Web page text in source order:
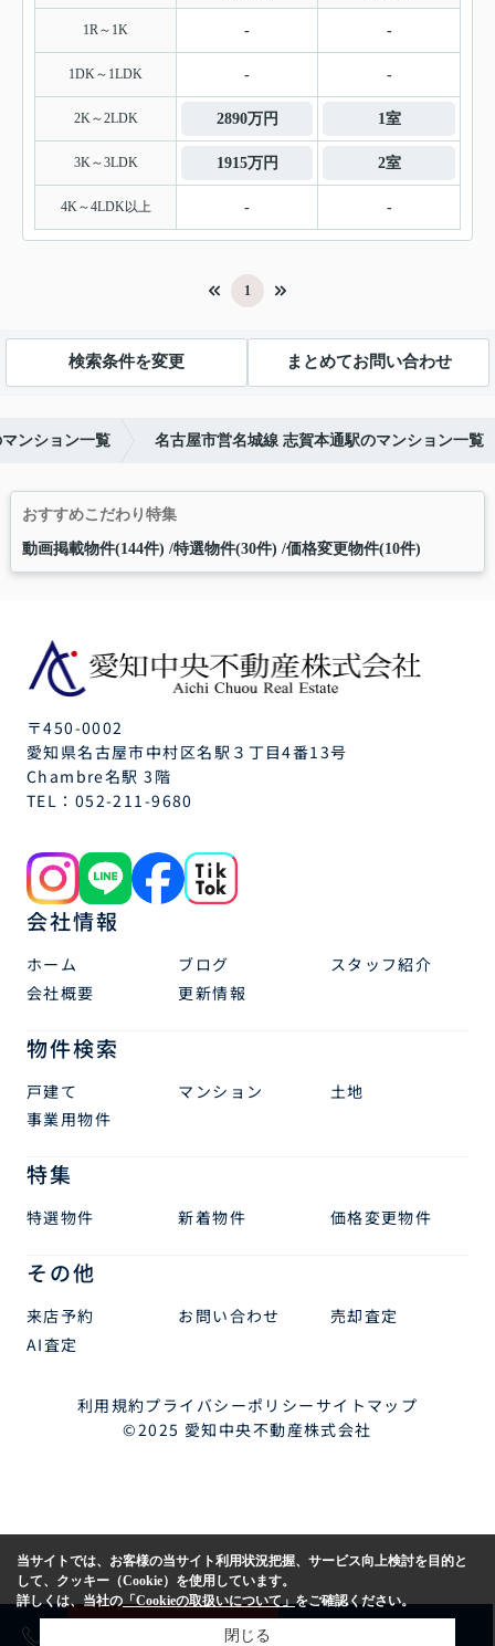
1R～1K - -
1DK～1LDK - -
2K～2LDK 2890万円 1室
3K～3LDK 1915万円 2室
4K～4LDK以上 - -
1
検索条件を変更 まとめてお問い合わせ
ンション一覧 名古屋市営名城線 志賀本通駅のマンション一覧
おすすめこだわり特集
動画掲載物件(144件) 特選物件(30件) 価格変更物件(10件)
〒450-0002
愛知県名古屋市中村区名駅３丁目4番13号
Chambre名駅 3階
TEL： 052-211-9680
会社情報
ホーム ブログ
スタッフ紹介
会社概要
更新情報
物件検索
戸建て マンション
土地
事業用物件
特集
特選物件 新着物件 価格変更物件
その他
来店予約 お問い合わせ
売却査定
AI査定
利用規約プライバシーポリシーサイトマップ
©2025 愛知中央不動産株式会社
当サイトでは、お客様の当サイト利用状況把握、サービス向上検討を目的と
して、クッキー（Cookie）を使用しています。
詳しくは、当社の 「Cookieの取扱いについて」 をご確認ください。
閉じる